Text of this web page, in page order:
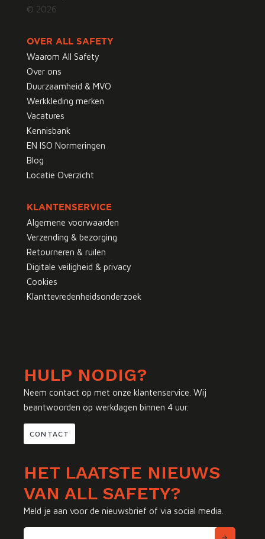
© 2026
OVER ALL SAFETY
Waarom All Safety
Over ons
Duurzaamheid & MVO
Werkkleding merken
Vacatures
Kennisbank
EN ISO Normeringen
Blog
Locatie Overzicht
KLANTENSERVICE
Algemene voorwaarden
Verzending & bezorging
Retourneren & ruilen
Digitale veiligheid & privacy
Cookies
Klanttevredenheidsonderzoek
HULP NODIG?
Neem contact op met onze klantenservice. Wij
beantwoorden op werkdagen binnen 4 uur.
CONTACT
HET LAATSTE NIEUWS
VAN ALL SAFETY?
Meld je aan voor de nieuwsbrief of via social media.